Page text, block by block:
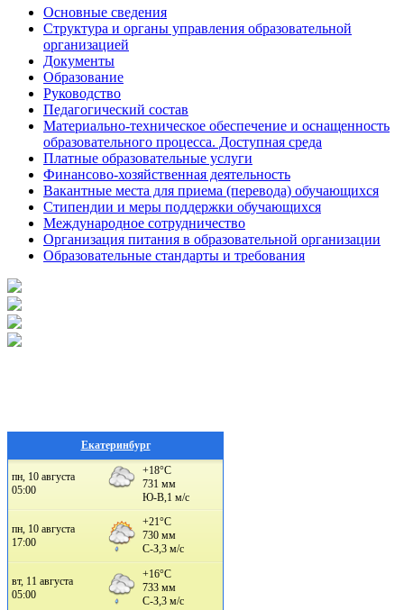
Основные сведения
Структура и органы управления образовательной
организацией
Документы
Образование
Руководство
Педагогический состав
Материально-техническое обеспечение и оснащенность
образовательного процесса. Доступная среда
Платные образовательные услуги
Финансово-хозяйственная деятельность
Вакантные места для приема (перевода) обучающихся
Стипендии и меры поддержки обучающихся
Международное сотрудничество
Организация питания в образовательной организации
Образовательные стандарты и требования
Екатеринбург